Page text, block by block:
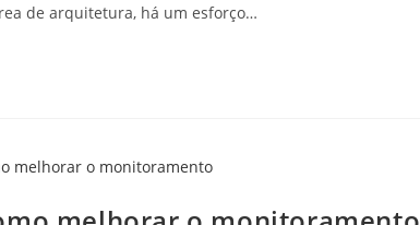
de arquitetura, há um esforço…